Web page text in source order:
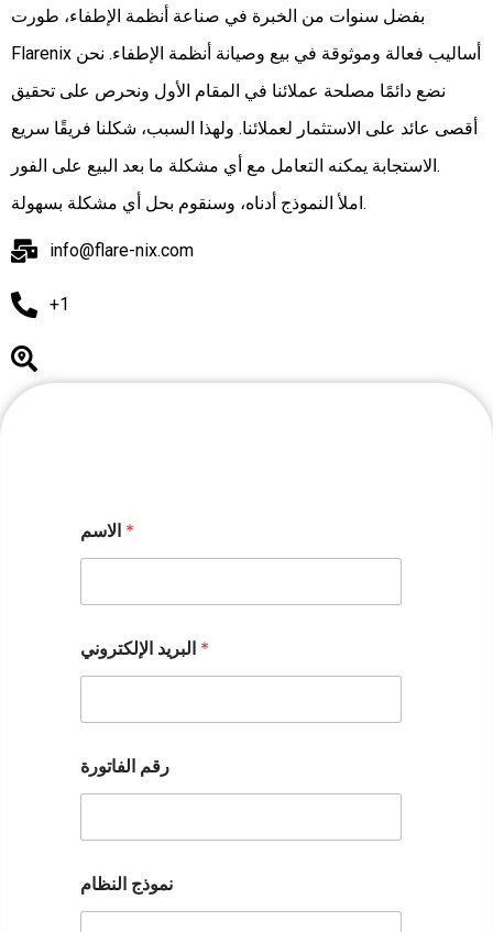
بفضل سنوات من الخبرة في صناعة أنظمة الإطفاء، طورت
Flarenix أساليب فعالة وموثوقة في بيع وصيانة أنظمة الإطفاء. نحن
نضع دائمًا مصلحة عملائنا في المقام الأول ونحرص على تحقيق
أقصى عائد على الاستثمار لعملائنا. ولهذا السبب، شكلنا فريقًا سريع
الاستجابة يمكنه التعامل مع أي مشكلة ما بعد البيع على الفور.
املأ النموذج أدناه، وسنقوم بحل أي مشكلة بسهولة.
info@flare-nix.com
+1
*
*
رقم الفاتورة
نموذج النظام